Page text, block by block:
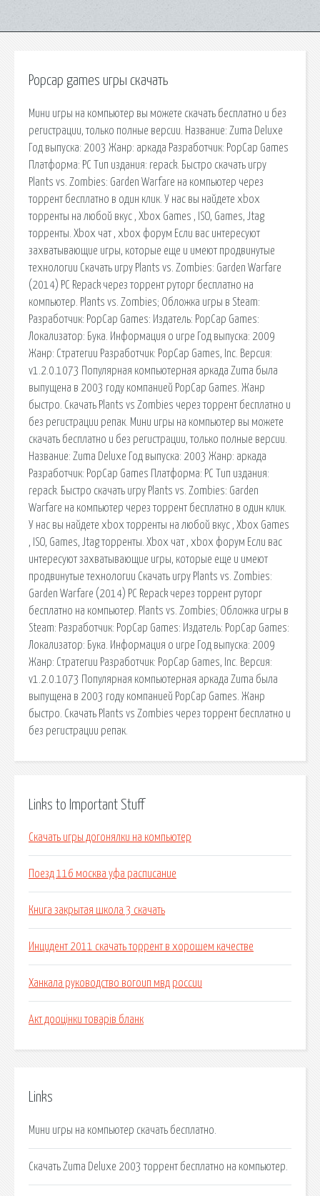
Popcap games игры скачать
Мини игры на компьютер вы можете скачать бесплатно и без
регистрации, только полные версии. Название: Zuma Deluxe
Год выпуска: 2003 Жанр: аркада Разработчик: PopCap Games
Платформа: PC Тип издания: repack. Быстро скачать игру
Plants vs. Zombies: Garden Warfare на компьютер через
торрент бесплатно в один клик. У нас вы найдете xbox
торренты на любой вкус , Xbox Games , ISO, Games, Jtag
торренты. Xbox чат , xbox форум Если вас интересуют
захватывающие игры, которые еще и имеют продвинутые
технологии Скачать игру Plants vs. Zombies: Garden Warfare
(2014) PC Repack через торрент руторг бесплатно на
компьютер. Plants vs. Zombies; Обложка игры в Steam:
Разработчик: PopCap Games: Издатель: PopCap Games:
Локализатор: Бука. Информация о игре Год выпуска: 2009
Жанр: Стратегии Разработчик: PopCap Games, Inc. Версия:
v1.2.0.1073 Популярная компьютерная аркада Zuma была
выпущена в 2003 году компанией PopCap Games. Жанр
быстро. Скачать Plants vs Zombies через торрент бесплатно и
без регистрации репак. Мини игры на компьютер вы можете
скачать бесплатно и без регистрации, только полные версии.
Название: Zuma Deluxe Год выпуска: 2003 Жанр: аркада
Разработчик: PopCap Games Платформа: PC Тип издания:
repack. Быстро скачать игру Plants vs. Zombies: Garden
Warfare на компьютер через торрент бесплатно в один клик.
У нас вы найдете xbox торренты на любой вкус , Xbox Games
, ISO, Games, Jtag торренты. Xbox чат , xbox форум Если вас
интересуют захватывающие игры, которые еще и имеют
продвинутые технологии Скачать игру Plants vs. Zombies:
Garden Warfare (2014) PC Repack через торрент руторг
бесплатно на компьютер. Plants vs. Zombies; Обложка игры в
Steam: Разработчик: PopCap Games: Издатель: PopCap Games:
Локализатор: Бука. Информация о игре Год выпуска: 2009
Жанр: Стратегии Разработчик: PopCap Games, Inc. Версия:
v1.2.0.1073 Популярная компьютерная аркада Zuma была
выпущена в 2003 году компанией PopCap Games. Жанр
быстро. Скачать Plants vs Zombies через торрент бесплатно и
без регистрации репак.
Links to Important Stuff
Скачать игры догонялки на компьютер
Поезд 116 москва уфа расписание
Книга закрытая школа 3 скачать
Инцидент 2011 скачать торрент в хорошем качестве
Ханкала руководство вогоип мвд россии
Акт дооцінки товарів бланк
Links
Мини игры на компьютер скачать бесплатно.
Скачать Zuma Deluxe 2003 торрент бесплатно на компьютер.